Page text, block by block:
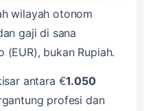
wilayah otonom
gaji di sana
(EUR), bukan Rupiah.
antara €1.050
profesi dan